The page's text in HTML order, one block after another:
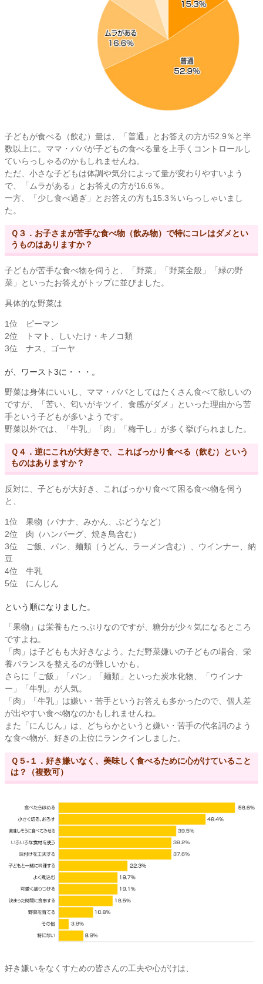
子どもが食べる（飲む）量は、「普通」とお答えの方が52.9％と半
数以上に。ママ・パパが子どもの食べる量を上手くコントロールし
ていらっしゃるのかもしれませんね。
ただ、小さな子どもは体調や気分によって量が変わりやすいよう
で、「ムラがある」とお答えの方が16.6％。
一方、「少し食べ過ぎ」とお答えの方も15.3％いらっしゃいまし
た。
Ｑ３．お子さまが苦手な食べ物（飲み物）で特にコレはダメとい
うものはありますか？
子どもが苦手な食べ物を伺うと、「野菜」「野菜全般」「緑の野
菜」といったお答えがトップに並びました。
具体的な野菜は
1位 ピーマン
2位 トマト、しいたけ・キノコ類
3位 ナス、ゴーヤ
が、ワースト3に・・・。
野菜は身体にいいし、ママ・パパとしてはたくさん食べて欲しいの
ですが、「苦い、匂いがキツイ、食感がダメ」といった理由から苦
手という子どもが多いようです。
野菜以外では、「牛乳」「肉」「梅干し」が多く挙げられました。
Ｑ４．逆にこれが大好きで、こればっかり食べる（飲む）という
ものはありますか？
反対に、子どもが大好き、こればっかり食べて困る食べ物を伺う
と、
1位 果物（バナナ、みかん、ぶどうなど）
2位 肉（ハンバーグ、焼き鳥含む）
3位 ご飯、パン、麺類（うどん、ラーメン含む）、ウインナー、納
豆
4位 牛乳
5位 にんじん
という順になりました。
「果物」は栄養もたっぷりなのですが、糖分が少々気になるところ
ですよね。
「肉」は子どもも大好きなよう。ただ野菜嫌いの子どもの場合、栄
養バランスを整えるのが難しいかも。
さらに「ご飯」「パン」「麺類」といった炭水化物、「ウインナ
ー」「牛乳」が人気。
「肉」「牛乳」は嫌い・苦手というお答えも多かったので、個人差
が出やすい食べ物なのかもしれませんね。
また「にんじん」は、どちらかというと嫌い・苦手の代名詞のよう
な食べ物が、好きの上位にランクインしました。
Ｑ５-１．好き嫌いなく、美味しく食べるために心がけていること
は？（複数可）
好き嫌いをなくすための皆さんの工夫や心がけは、